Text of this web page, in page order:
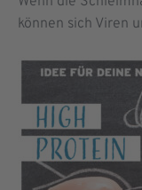
können sich Viren